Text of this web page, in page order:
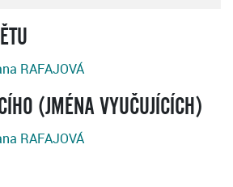
RAFAJOVÁ
(JMÉNA VYUČUJÍCÍCH)
RAFAJOVÁ